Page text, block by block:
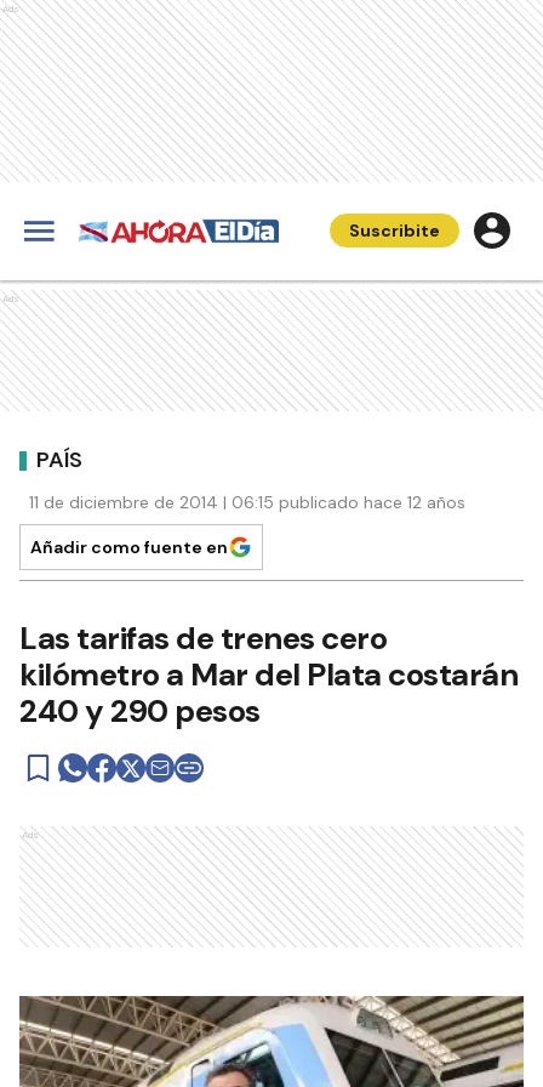
Ads
Suscribite
Ads
PAÍS
11 de diciembre de 2014 | 06:15 publicado hace 12 años
Añadir como fuente en
Las tarifas de trenes cero
kilómetro a Mar del Plata costarán
240 y 290 pesos
Ads